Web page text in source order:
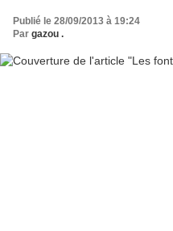
Publié le 28/09/2013 à 19:24
Par gazou .